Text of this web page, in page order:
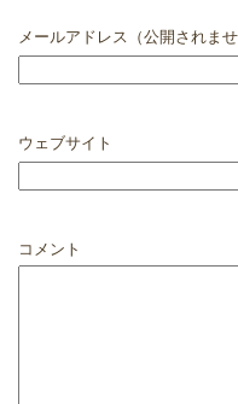
メールアドレス（公開されませ
ウェブサイト
コメント